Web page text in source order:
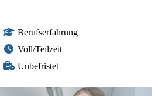
Berufserfahrung
Voll/Teilzeit
Unbefristet